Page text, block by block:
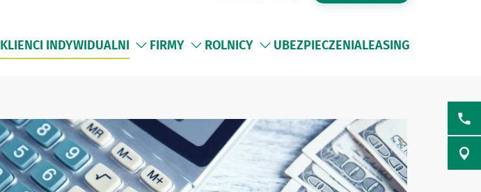
KLIENCI INDYWIDUALNI FIRMY ROLNICY UBEZPIECZENIALEASING